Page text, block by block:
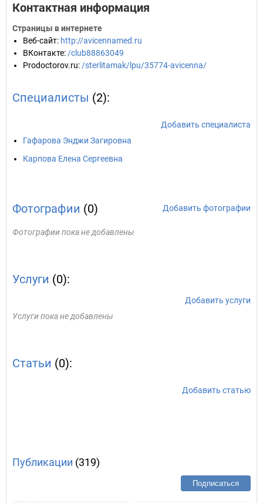
Контактная информация
Страницы в интернете
Веб-сайт: http://avicennamed.ru
ВКонтакте: /club88863049
Prodoctorov.ru: /sterlitamak/lpu/35774-avicenna/
Специалисты (2):
Добавить специалиста
Гафарова Энджи Загировна
Карпова Елена Сергеевна
Фотографии (0) Добавить фотографии
Фотографии пока не добавлены
Услуги (0):
Добавить услуги
Услуги пока не добавлены
Статьи (0):
Добавить статью
Публикации (319)
Подписаться